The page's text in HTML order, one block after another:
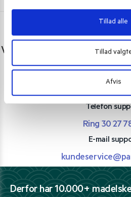
Tillad alle
Tillad
Afvis
Har du spørgsmål
Vi er lige her. Kundeservice
Vi guider dig
Telefon
Ring 30 27
E-mail
Derfor har 10.000+